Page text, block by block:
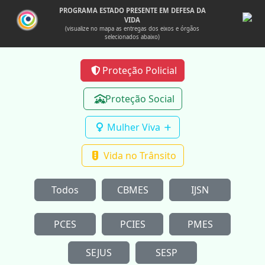
PROGRAMA ESTADO PRESENTE EM DEFESA DA
VIDA
(visualize no mapa as entregas dos eixos e órgãos
selecionados abaixo)
Proteção Policial
Proteção Social
Mulher Viva
Vida no Trânsito
Todos CBMES IJSN
PCES PCIES PMES
SEJUS SESP
Missão, Visão e Valores
Organograma